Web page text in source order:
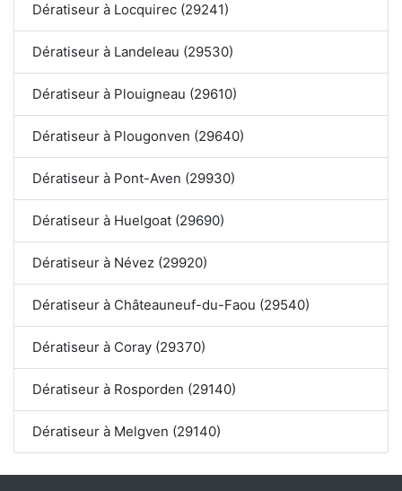
Dératiseur à Locquirec (29241)
Dératiseur à Landeleau (29530)
Dératiseur à Plouigneau (29610)
Dératiseur à Plougonven (29640)
Dératiseur à Pont-Aven (29930)
Dératiseur à Huelgoat (29690)
Dératiseur à Névez (29920)
Dératiseur à Châteauneuf-du-Faou (29540)
Dératiseur à Coray (29370)
Dératiseur à Rosporden (29140)
Dératiseur à Melgven (29140)